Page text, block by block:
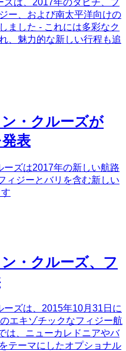
は、2017年のタヒチ、フ
ー、および南太平洋向けの
ました - これには多彩なク
、魅力的な新しい行程も追
・クルーズが
表
ズは2017年の新しい航路
ィジーとバリを含む新しい
・クルーズ、フ
ズは、2015年10月31日に
エキゾチックなフィジー航
は、ニューカレドニアやバ
テーマにしたオプショナル